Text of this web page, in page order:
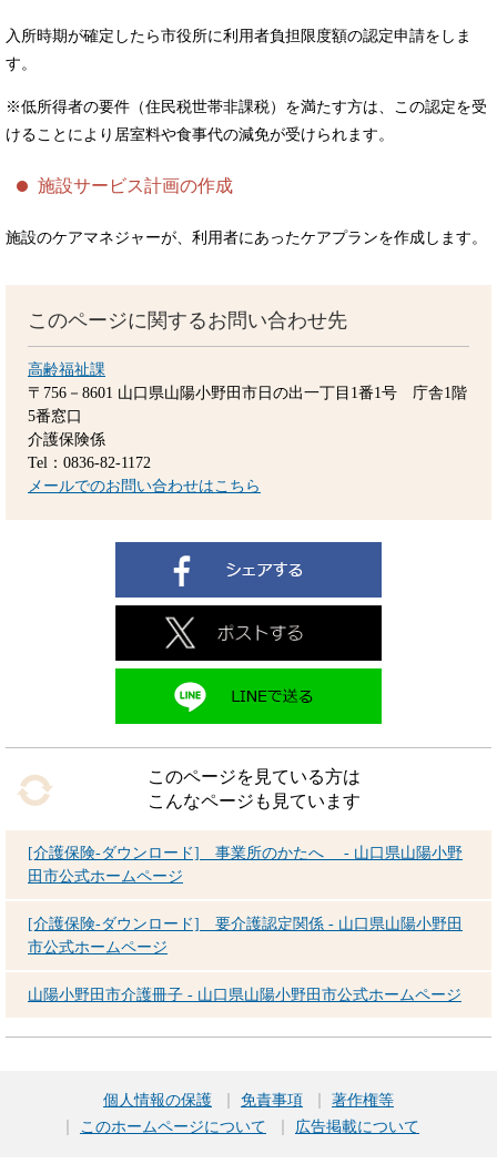
入所時期が確定したら市役所に利用者負担限度額の認定申請をしま
す。
※低所得者の要件（住民税世帯非課税）を満たす方は、この認定を受
けることにより居室料や食事代の減免が受けられます。
施設サービス計画の作成
施設のケアマネジャーが、利用者にあったケアプランを作成します。
このページに関するお問い合わせ先
高齢福祉課
〒756－8601 山口県山陽小野田市日の出一丁目1番1号 庁舎1階
5番窓口
介護保険係
Tel：0836-82-1172
メールでのお問い合わせはこちら
このページを見ている方は
こんなページも見ています
[介護保険-ダウンロード] 事業所のかたへ - 山口県山陽小野
田市公式ホームページ
[介護保険-ダウンロード] 要介護認定関係 - 山口県山陽小野田
市公式ホームページ
山陽小野田市介護冊子 - 山口県山陽小野田市公式ホームページ
個人情報の保護 免責事項
著作権等
このホームページについて
広告掲載について